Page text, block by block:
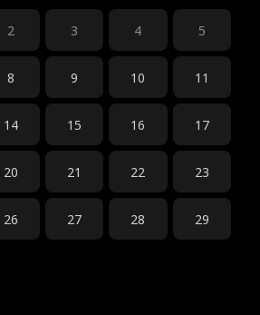
2 3 4 5
8 9 10 11
14 15 16 17
20 21 22 23
26 27 28 29